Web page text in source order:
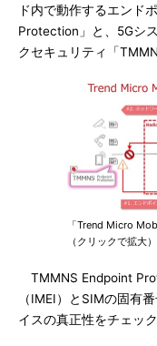
ド内で動作するエンド
Protection」と、5Gシ
クセキュリティ「
「Trend Micro
（クリックで拡大
TMMNS Endpoint
（IMEI）とSIMの固有
イスの真正性をチェック